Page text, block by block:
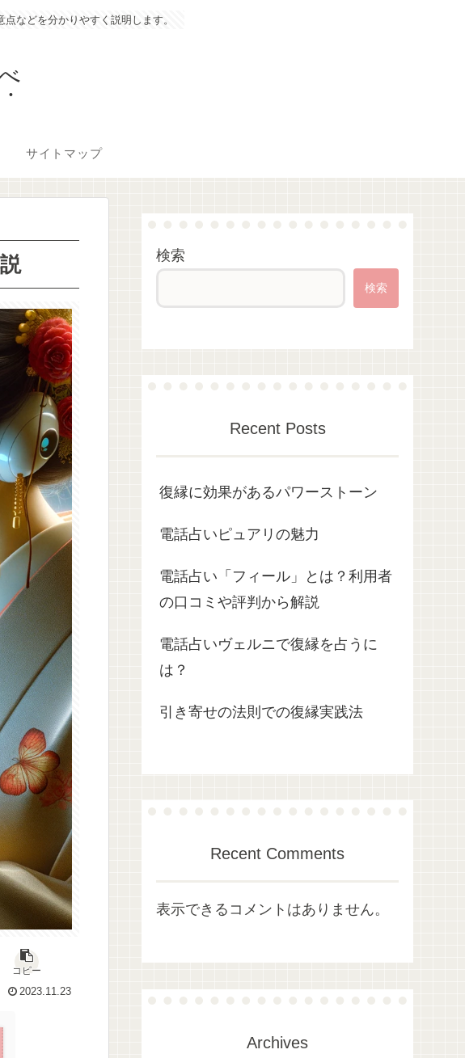
などを分かりやすく説明します。
サイトマップ
コピー
2023.11.23
検索
検索
Recent Posts
復縁に効果があるパワーストーン
電話占いピュアリの魅力
電話占い「フィール」とは？利用者
の口コミや評判から解説
電話占いヴェルニで復縁を占うに
は？
引き寄せの法則での復縁実践法
Recent Comments
表示できるコメントはありません。
Archives